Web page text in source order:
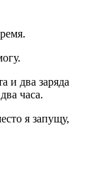
и два заряда
часа.
я запущу,